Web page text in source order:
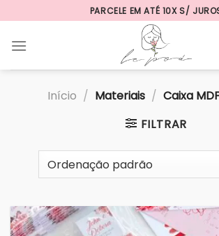
to
content
PARCELE EM ATÉ 10X S/
Início / Materiais / Caixa
FILTRAR